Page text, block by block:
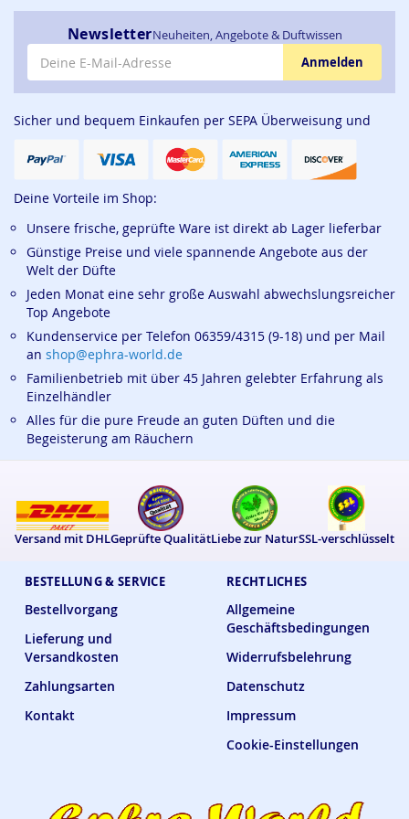
Begleitung bei Übergängen wie Neumond,
Räucheranwendung:Geeignet für Räucherstövchen mit
Sieb oder Räucherkohle. Bereits kleine Mengen genügen,
Wirkung. Bitte gut lüften während und nach dem Räuchern.
Anwendungen gedacht, sie ersetzt keine medizinische
oder therapeutische Behandlung.
Spirituelle Bedeutung:„Abendruhe“ umhüllt dich mit
einem Duft von Wärme, Sanftheit und Einkehr, ein
kostbarer Raum für deine Seele.
Hinweise:Nur zum Räuchern verwenden, nicht zum
Verzehr geeignet. Nur unter Aufsicht räuchern. Kühl,
trocken und lichtgeschützt lagern. Von Kindern fernhalten.
Ephra World Shop
Ephra World Räucherhaus Räuchermischungen sind
100% natürlich, sorgsam verarbeitet und von bester
Ingredients: Rotwein, Bio-Lavendelblüten, Rosenblüten, Malve, Myrrhe,
Rosmarin, Nag Champa, Apfel, Kurkuma, Alantwurzel, Nelken und
Buchenholz.
Brandin Bockenheim adW.
BESTELLUNG & SERVICE
Bestellvorgang
Lieferung und
Versandkosten
Zahlungsarten
Kontakt
RECHTLICHES
Allgemeine
Geschäftsbedingungen
Widerrufsbelehrung
Datenschutz
Impressum
Cookie-Einstellungen
NewsletterNeuheiten, Angebote & Duftwissen
E-Mail-Adresse
Anmelden
Sicher und bequem Einkaufen per SEPA Überweisung und
Deine Vorteile im Shop:
Unsere frische, geprüfte Ware ist direkt ab Lager lieferbar
Günstige Preise und viele spannende Angebote aus der
Welt der Düfte
Jeden Monat eine sehr große Auswahl abwechslungsreicher
Top Angebote
Kundenservice per Telefon 06359/4315 (9-18) und per Mail
an shop@ephra-world.de
Familienbetrieb mit über 45 Jahren gelebter Erfahrung als
Einzelhändler
Alles für die pure Freude an guten Düften und die
Begeisterung am Räuchern
Versand mit DHLGeprüfte QualitätLiebe zur NaturSSL-verschlüsselt